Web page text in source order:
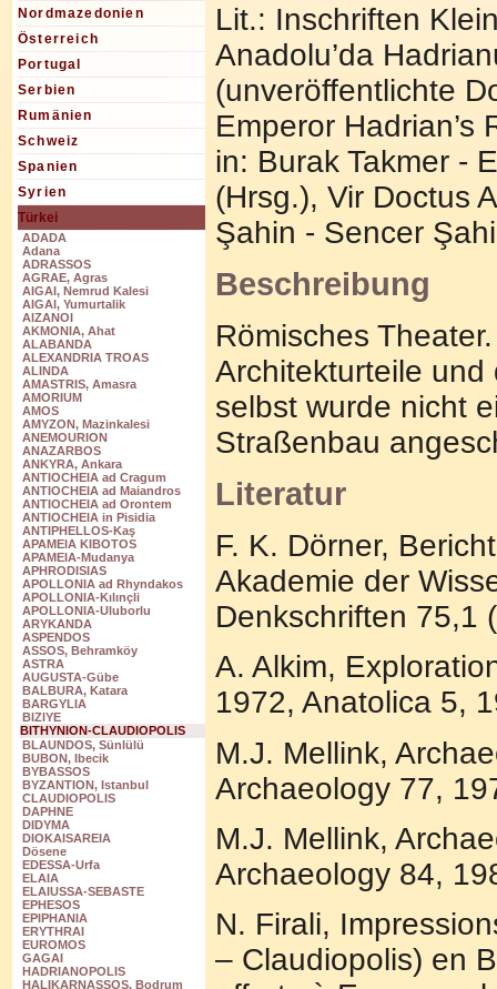
Nordmazedonien
Österreich
Portugal
Serbien
Rumänien
Schweiz
Spanien
Syrien
Türkei
ADADA
Adana
ADRASSOS
AGRAE, Agras
AIGAI, Nemrud Kalesi
AIGAI, Yumurtalik
AIZANOI
AKMONIA, Ahat
ALABANDA
ALEXANDRIA TROAS
ALINDA
AMASTRIS, Amasra
AMORIUM
AMOS
AMYZON, Mazinkalesi
ANEMOURION
ANAZARBOS
ANKYRA, Ankara
ANTIOCHEIA ad Cragum
ANTIOCHEIA ad Maiandros
ANTIOCHEIA ad Orontem
ANTIOCHEIA in Pisidia
ANTIPHELLOS-Kaş
APAMEIA KIBOTOS
APAMEIA-Mudanya
APHRODISIAS
APOLLONIA ad Rhyndakos
APOLLONIA-Kılınçli
APOLLONIA-Uluborlu
ARYKANDA
ASPENDOS
ASSOS, Behramköy
ASTRA
AUGUSTA-Gübe
BALBURA, Katara
BARGYLIA
BIZIYE
BITHYNION-CLAUDIOPOLIS
BLAUNDOS, Sünlülü
BUBON, Ibecik
BYBASSOS
BYZANTION, Istanbul
CLAUDIOPOLIS
DAPHNE
DIDYMA
DIOKAISAREIA
Dösene
EDESSA-Urfa
ELAIA
ELAIUSSA-SEBASTE
EPHESOS
EPIPHANIA
ERYTHRAI
EUROMOS
GAGAI
HADRIANOPOLIS
HALIKARNASSOS, Bodrum
Lit.: Inschriften
Anadolu’da
(unveröffentlichte
Emperor
in: Burak Takmer -
(Hrsg.), Vir Doctus
Şahin - Sencer
Beschreibung
Römisches
Architekturteile und
selbst wurde nicht
Straßenbau
Literatur
F. K. Dörner,
Akademie der
Denkschriften 75,1
A. Alkim,
1972, Anatolica 5,
M.J. Mellink,
Archaeology 77,
M.J. Mellink,
Archaeology 84,
N. Firali,
– Claudiopolis) en